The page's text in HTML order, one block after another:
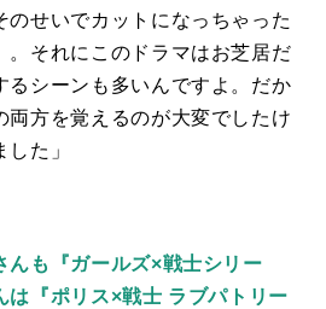
のせいでカットになっちゃった
。それにこのドラマはお芝居だ
るシーンも多いんですよ。だか
両方を覚えるのが大変でしたけ
た」
も『ガールズ×戦士シリー
は『ポリス×戦士 ラブパトリー